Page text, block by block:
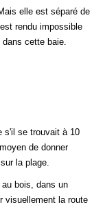
elle est séparé de
rendu impossible
cette baie.
s'il se trouvait à 10
de donner
la plage.
bois, dans un
visuellement la route